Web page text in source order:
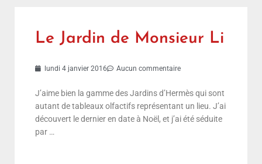
Le Jardin de Monsieur Li
lundi 4 janvier 2016 Aucun commentaire
J’aime bien la gamme des Jardins d’Hermès qui sont
autant de tableaux olfactifs représentant un lieu. J’ai
découvert le dernier en date à Noël, et j’ai été séduite
par …